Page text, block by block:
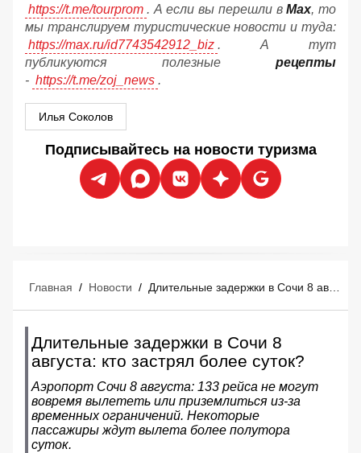
https://t.me/tourprom . А если вы перешли вМах, то
мы транслируем туристические новости и туда:
https://max.ru/id7743542912_biz . А тут
публикуются полезные рецепты
- https://t.me/zoj_news .
Илья Соколов
Подписывайтесь на новости туризма
Главная / Новости / Длительные задержки в Сочи 8 августа: кто застрял более суток?
Длительные задержки в Сочи 8
августа: кто застрял более суток?
Аэропорт Сочи 8 августа: 133 рейса не могут
вовремя вылететь или приземлиться из-за
временных ограничений. Некоторые
пассажиры ждут вылета более полутора
суток.